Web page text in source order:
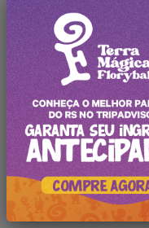
mais de 15 anos
eventos.
Desenvolvimento de
coordenação da